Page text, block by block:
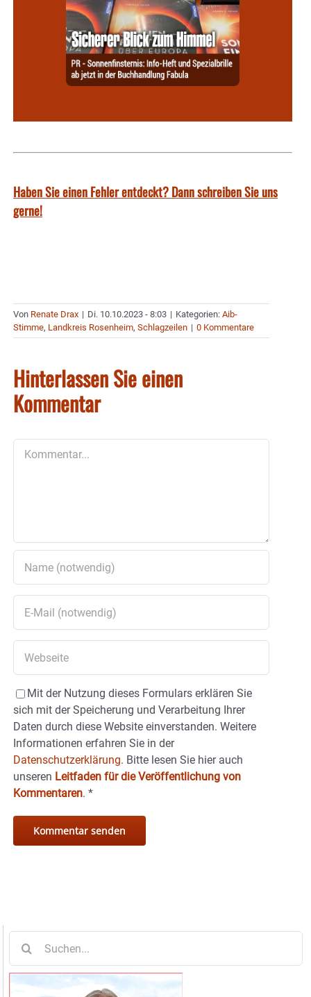
Haben Sie einen Fehler entdeckt? Dann schreiben Sie uns
gerne!
Von Renate Drax | Di. 10.10.2023 - 8:03 | Kategorien: Aib-
Stimme, Landkreis Rosenheim, Schlagzeilen | 0 Kommentare
Hinterlassen Sie einen
Kommentar
Mit der Nutzung dieses Formulars erklären Sie
sich mit der Speicherung und Verarbeitung Ihrer
Daten durch diese Website einverstanden. Weitere
Informationen erfahren Sie in der
Datenschutzerklärung. Bitte lesen Sie hier auch
unseren Leitfaden für die Veröffentlichung von
Kommentaren. *
nach: